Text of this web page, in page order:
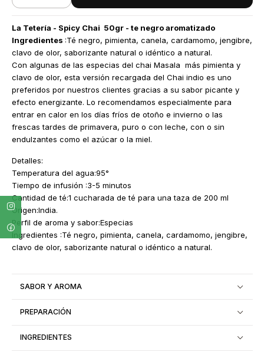
La Tetería - Spicy Chai 50gr - te negro aromatizado
Ingredientes :Té negro, pimienta, canela, cardamomo, jengibre,
clavo de olor, saborizante natural o idéntico a natural.
Con algunas de las especias del chai Masala más pimienta y
clavo de olor, esta versión recargada del Chai indio es uno
preferidos por nuestros clientes gracias a su sabor picante y
efecto energizante. Lo recomendamos especialmente para
entrar en calor en los días fríos de otoño e invierno o las
frescas tardes de primavera, puro o con leche, con o sin
endulzantes como el azúcar o la miel.
Detalles:
Temperatura del agua:95°
Tiempo de infusión :3-5 minutos
Cantidad de té:1 cucharada de té para una taza de 200 ml
Origen:India.
Perfil de aroma y sabor:Especias
Ingredientes :Té negro, pimienta, canela, cardamomo, jengibre,
clavo de olor, saborizante natural o idéntico a natural.
SABOR Y AROMA
PREPARACIÓN
INGREDIENTES